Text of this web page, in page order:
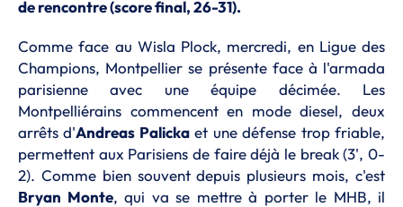
de rencontre (score final, 26-31).
Comme face au Wisla Plock, mercredi, en Ligue des
Champions, Montpellier se présente face à l'armada
parisienne avec une équipe décimée. Les
Montpelliérains commencent en mode diesel, deux
arrêts d'Andreas Palickaet une défense trop friable,
permettent aux Parisiens de faire déjà le break (3', 0-
2). Comme bien souvent depuis plusieurs mois, c'est
Bryan Monte, qui va se mettre à porter le MHB, il